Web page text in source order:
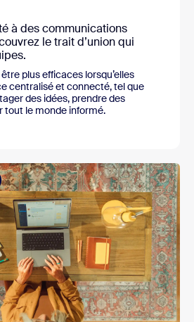
à des communications
le trait d’union qui
plus efficaces lorsqu’elles
centralisé et connecté, tel que
des idées, prendre des
tout le monde informé.